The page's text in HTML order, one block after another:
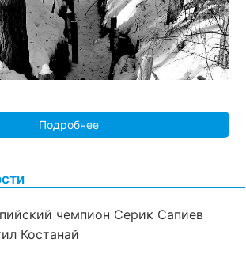
Подробнее
чемпион Серик Сапиев
Костанай